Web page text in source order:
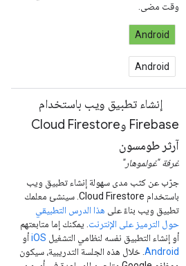
وقت مضى.
Android
Android
إنشاء تطبيق ويب باستخدام
Firebase وCloud Firestore
آرثر طومسون
غرفة "غولموهار"
جرّب عن كثب مدى سهولة إنشاء تطبيق ويب
باستخدام Cloud Firestore. سينشئ معلمك
تطبيق ويب بناءً على هذا الدرس التطبيقي
حول الترميز على الإنترنت . يمكنك إما متابعتهم
أو إنشاء التطبيق نفسه لنظامي التشغيل iOSأو
Android . خلال هذه الجلسة التدريبية، سيكون